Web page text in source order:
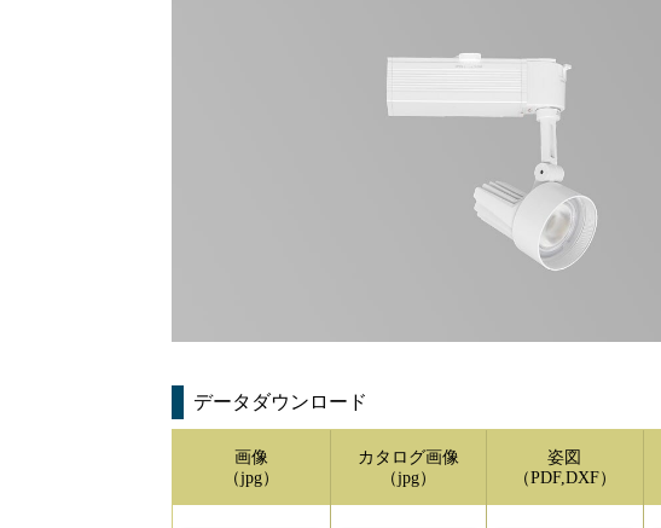
データダウンロード
画像
（jpg）
カタログ画像
（jpg）
姿図
（PDF,DXF）